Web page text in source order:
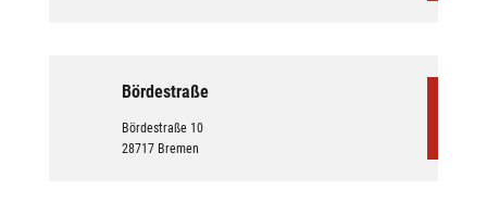
Bördestraße
Bördestraße 10
28717 Bremen